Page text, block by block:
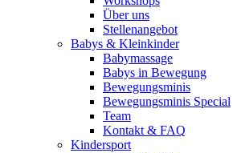
Über uns
Stellenangebot
Babys & Kleinkinder
Babymassage
Babys in Bewegung
Bewegungsminis
Bewegungsminis Special
Team
Kontakt & FAQ
Kindersport